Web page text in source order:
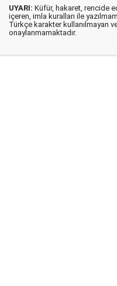
UYARI: Küfür, hakaret, rencide
içeren, imla kuralları ile
Türkçe karakter kullanılmayan
onaylanmamaktadır.